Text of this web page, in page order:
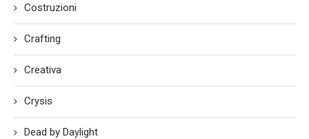
Costruzioni
Crafting
Creativa
Crysis
Dead by Daylight